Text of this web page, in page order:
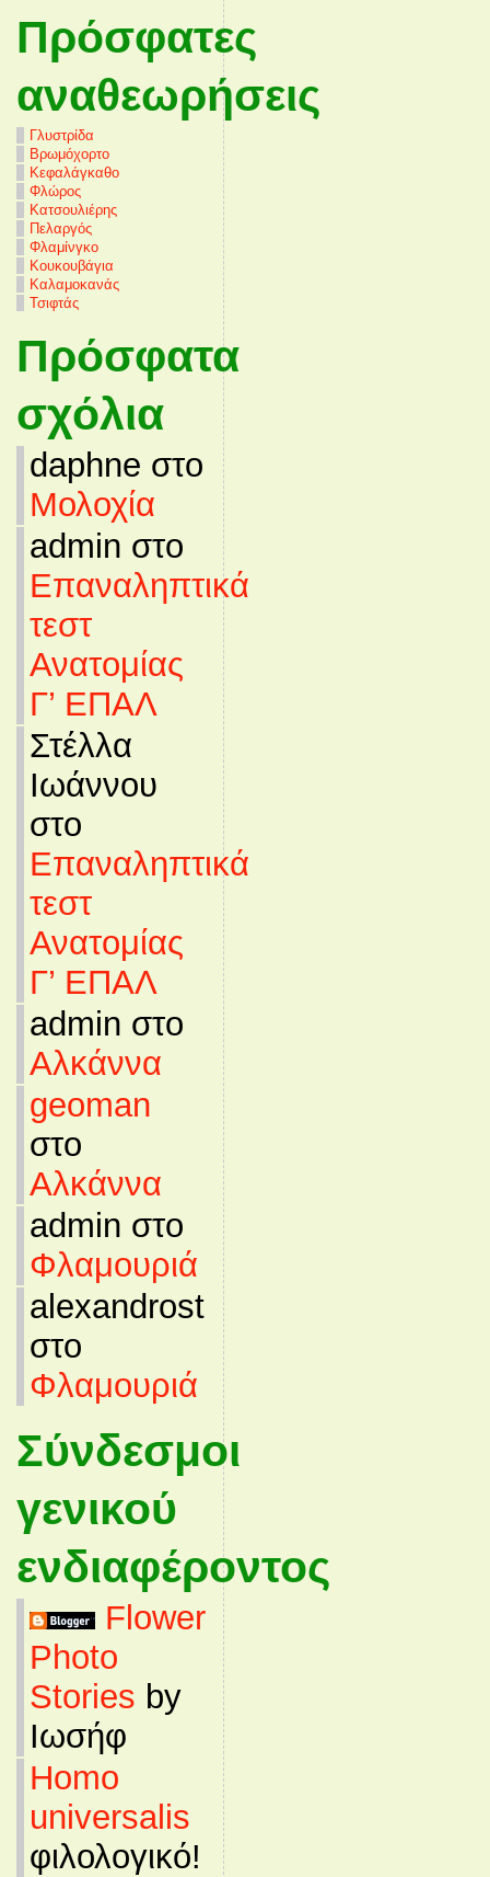
Πρόσφατες
αναθεωρήσεις
Γλυστρίδα
Βρωμόχορτο
Κεφαλάγκαθο
Φλώρος
Κατσουλιέρης
Πελαργός
Φλαμίνγκο
Κουκουβάγια
Καλαμοκανάς
Τσιφτάς
Πρόσφατα
σχόλια
daphne στο
Μολοχία
admin στο
Επαναληπτικά
τεστ
Ανατομίας
Γ’ ΕΠΑΛ
Στέλλα
Ιωάννου
στο
Επαναληπτικά
τεστ
Ανατομίας
Γ’ ΕΠΑΛ
admin στο
Αλκάννα
geoman
στο
Αλκάννα
admin στο
Φλαμουριά
alexandrost
στο
Φλαμουριά
Σύνδεσμοι
γενικού
ενδιαφέροντος
Flower
Photo
Stories by
Ιωσήφ
Homo
universalis
φιλολογικό!